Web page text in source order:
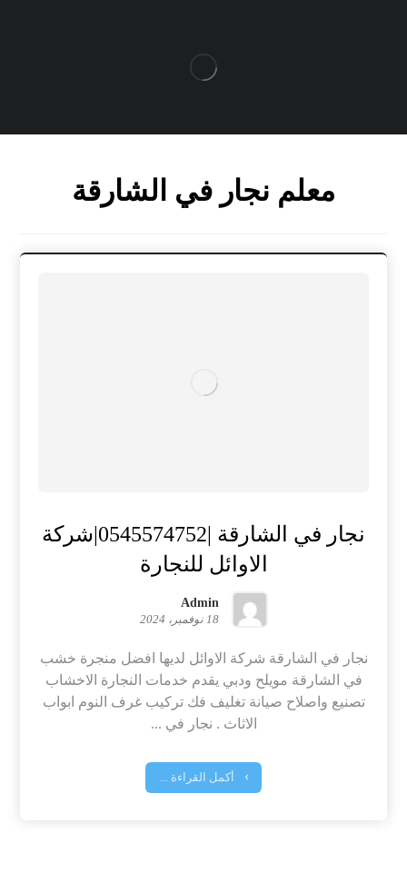
معلم نجار في الشارقة
نجار في الشارقة |0545574752|شركة
الاوائل للنجارة
Admin
18 نوفمبر، 2024
نجار في الشارقة شركة الاوائل لديها افضل منجرة خشب
في الشارقة مويلح ودبي يقدم خدمات النجارة الاخشاب
تصنيع واصلاح صيانة تغليف فك تركيب غرف النوم ابواب
الاثاث . نجار في ...
أكمل القراءة ...